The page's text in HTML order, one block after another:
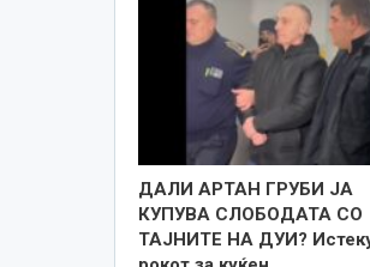
ДАЛИ АРТАН ГРУБИ ЈА
КУПУВА СЛОБОДАТА СО
ТАЈНИТЕ НА ДУИ?